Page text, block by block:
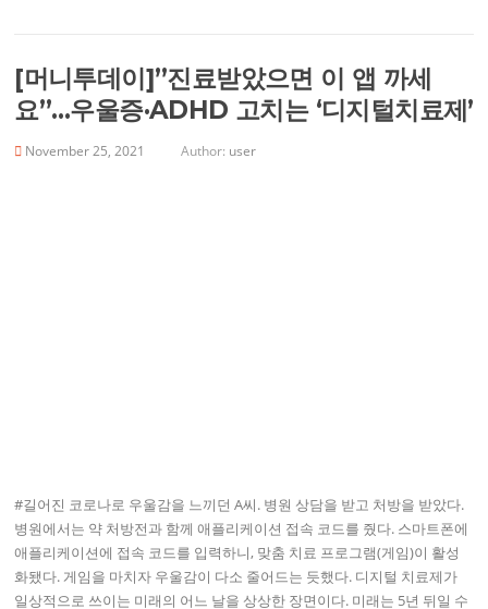
[머니투데이]”진료받았으면 이 앱 까세
요”…우울증·ADHD 고치는 ‘디지털치료제’
November 25, 2021 Author: user
#길어진 코로나로 우울감을 느끼던 A씨. 병원 상담을 받고 처방을 받았다.
병원에서는 약 처방전과 함께 애플리케이션 접속 코드를 줬다. 스마트폰에
애플리케이션에 접속 코드를 입력하니, 맞춤 치료 프로그램(게임)이 활성
화됐다. 게임을 마치자 우울감이 다소 줄어드는 듯했다. 디지털 치료제가
일상적으로 쓰이는 미래의 어느 날을 상상한 장면이다. 미래는 5년 뒤일 수